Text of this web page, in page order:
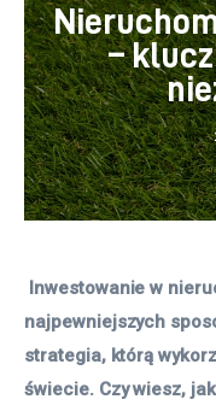
Kunchnia i
Zdrowie
Uroda
Więcej
–
najpewniejszych
strategia, którą
świecie. Czy wiesz,